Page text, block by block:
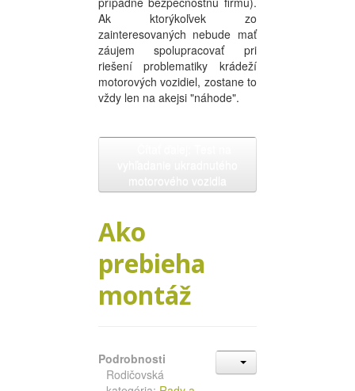
Ak ktorýkoľvek zo
zainteresovaných nebude mať
záujem spolupracovať pri
riešení problematiky krádeží
motorových vozidiel, zostane to
vždy len na akejsi "náhode".
Ako
prebieha
montáž
Podrobnosti
Rodičovská